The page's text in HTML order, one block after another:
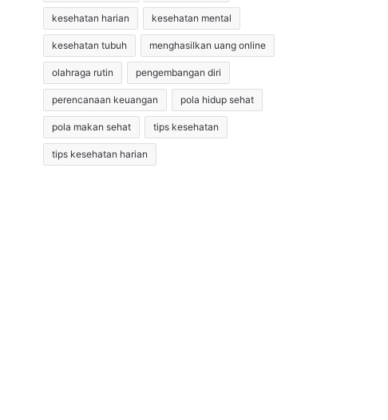
kesehatan harian kesehatan mental
kesehatan tubuh menghasilkan uang online
olahraga rutin pengembangan diri
perencanaan keuangan pola hidup sehat
pola makan sehat tips kesehatan
tips kesehatan harian